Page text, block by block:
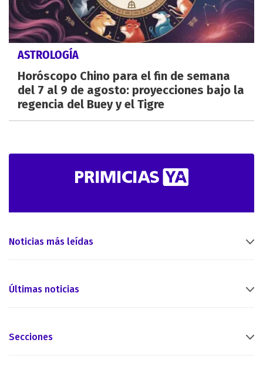
ASTROLOGÍA
Horóscopo Chino para el fin de semana
del 7 al 9 de agosto: proyecciones bajo la
regencia del Buey y el Tigre
Noticias más leídas
Últimas noticias
Secciones